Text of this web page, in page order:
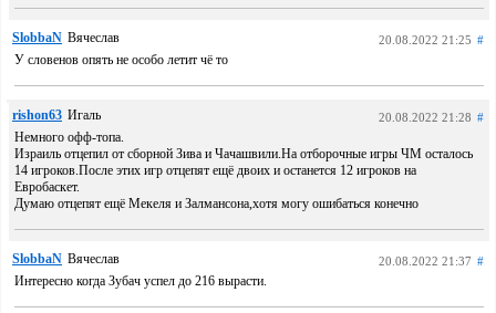
SlobbaN Вячеслав 20.08.2022 21:25 #
У словенов опять не особо летит чё то
rishon63 Игаль 20.08.2022 21:28 #
Немного офф-топа.
Израиль отцепил от сборной Зива и Чачашвили.На отборочные игры ЧМ осталось
14 игроков.После этих игр отцепят ещё двоих и останется 12 игроков на
Евробаскет.
Думаю отцепят ещё Мекеля и Залмансона,хотя могу ошибаться конечно
SlobbaN Вячеслав 20.08.2022 21:37 #
Интересно когда Зубач успел до 216 вырасти.